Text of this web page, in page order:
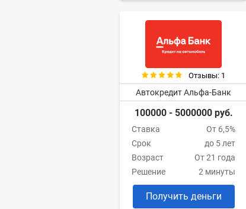
Отзывы: 1
Автокредит Альфа-Банк
100000 - 5000000 руб.
Ставка
От 6,5%
Срок
до 5 лет
Возраст
От 21 года
Решение
2 минуты
Получить деньги